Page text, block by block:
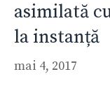
asimilată
la instanță
mai 4, 2017